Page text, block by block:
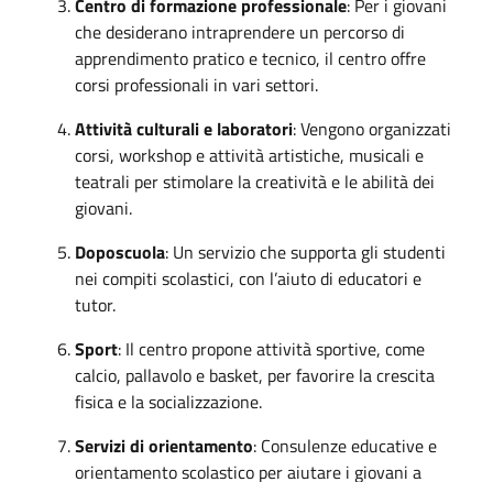
che desiderano intraprendere un percorso di
apprendimento pratico e tecnico, il centro offre
corsi professionali in vari settori.
Attività culturali e laboratori: Vengono organizzati
corsi, workshop e attività artistiche, musicali e
teatrali per stimolare la creatività e le abilità dei
giovani.
Doposcuola: Un servizio che supporta gli studenti
nei compiti scolastici, con l’aiuto di educatori e
tutor.
Sport: Il centro propone attività sportive, come
calcio, pallavolo e basket, per favorire la crescita
fisica e la socializzazione.
Servizi di orientamento: Consulenze educative e
orientamento scolastico per aiutare i giovani a